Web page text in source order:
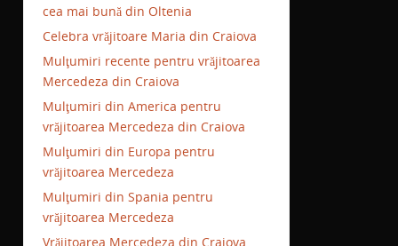
cea mai bună din Oltenia
Celebra vrăjitoare Maria din Craiova
Mulţumiri recente pentru vrăjitoarea
Mercedeza din Craiova
Mulţumiri din America pentru
vrăjitoarea Mercedeza din Craiova
Mulţumiri din Europa pentru
vrăjitoarea Mercedeza
Mulţumiri din Spania pentru
vrăjitoarea Mercedeza
Vrăjitoarea Mercedeza din Craiova